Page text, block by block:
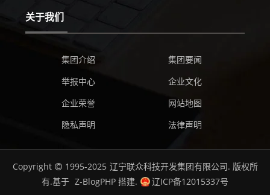
关于我们
集团介绍
集团要闻
举报中心
企业文化
企业荣誉
网站地图
隐私声明
法律声明
Copyright 1995-2025 辽宁联众科技开发集团有限公司. 版权所
有.基于 Z-BlogPHP 搭建.
辽ICP备12015337号